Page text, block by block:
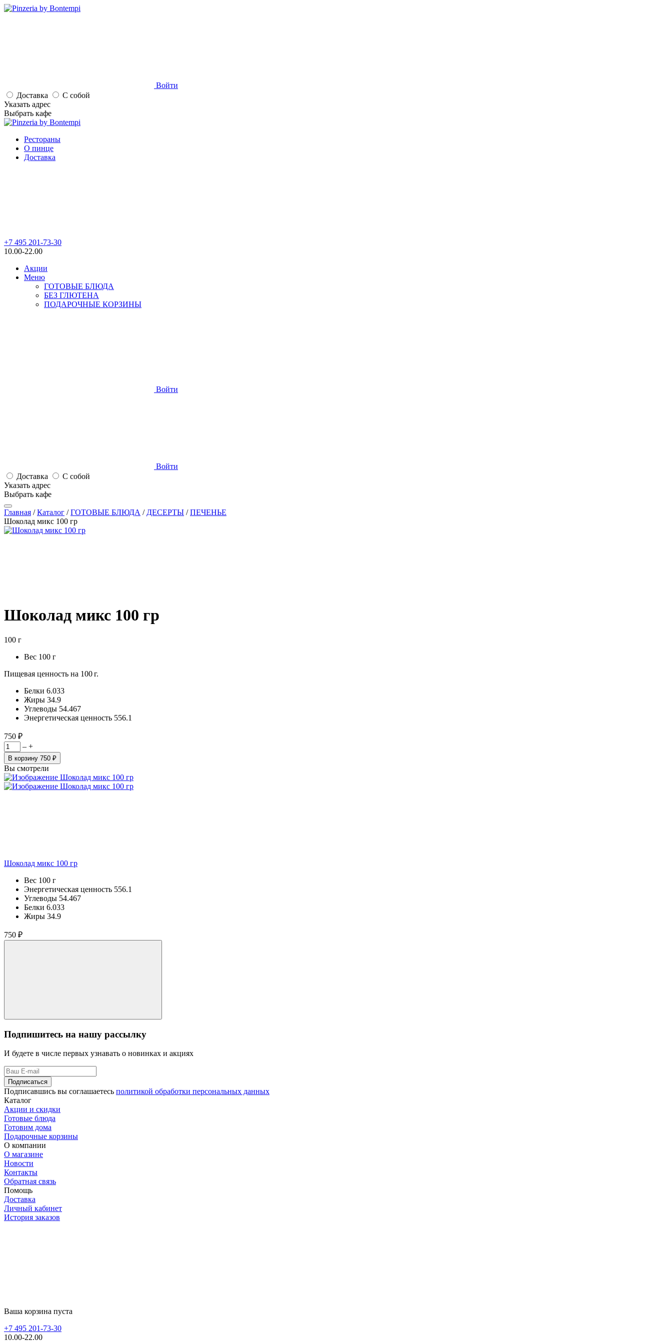
Войти
Доставка
С собой
Указать адрес
Выбрать кафе
Рестораны
О пинце
Доставка
+7 495 201-73-30
10.00-22.00
Акции
Меню
ГОТОВЫЕ БЛЮДА
БЕЗ ГЛЮТЕНА
ПОДАРОЧНЫЕ КОРЗИНЫ
Войти
Войти
Доставка
С собой
Указать адрес
Выбрать кафе
Главная / Каталог / ГОТОВЫЕ БЛЮДА / ДЕСЕРТЫ / ПЕЧЕНЬЕ
Шоколад микс 100 гр
Шоколад микс 100 гр
100 г
Вес 100 г
Пищевая ценность на 100 г.
Белки 6.033
Жиры 34.9
Углеводы 54.467
Энергетическая ценность 556.1
750 ₽
– +
В корзину 750 ₽
Вы смотрели
Шоколад микс 100 гр
Вес 100 г
Энергетическая ценность 556.1
Углеводы 54.467
Белки 6.033
Жиры 34.9
750 ₽
Подпишитесь на нашу рассылку
И будете в числе первых узнавать о новинках и акциях
Подписаться
Подписавшись вы соглашаетесь политикой обработки персональных данных
Каталог
Акции и скидки
Готовые блюда
Готовим дома
Подарочные корзины
О компании
О магазине
Новости
Контакты
Обратная связь
Помощь
Доставка
Личный кабинет
История заказов
Ваша корзина пуста
+7 495 201-73-30
10.00-22.00